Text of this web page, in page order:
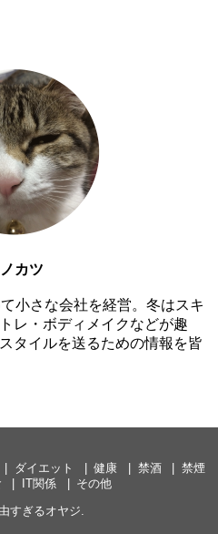
カツ
小さな会社を経営。冬はスキ
レ・ボディメイクなどが趣
タイルを送るための情報を皆
ダイエット 健康 禁酒
禁煙
IT関係
その他
すぎるオヤジ.